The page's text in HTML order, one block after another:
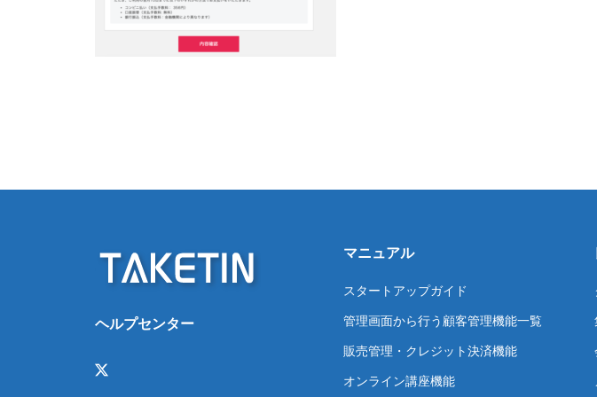
マニュアル
スタートアップガイド
管理画面から行う顧客管理機能一覧
販売管理・クレジット決済機能
オンライン講座機能
ヘルプセンター